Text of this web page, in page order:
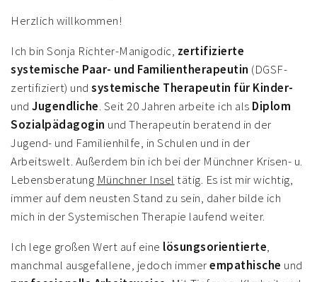
Herzlich willkommen!
Ich bin Sonja Richter-Manigodic, zertifizierte
systemische Paar- und Familientherapeutin (DGSF-
zertifiziert) und systemische Therapeutin für Kinder-
und Jugendliche. Seit 20 Jahren arbeite ich als Diplom
Sozialpädagogin und Therapeutin beratend in der
Jugend- und Familienhilfe, in Schulen und in der
Arbeitswelt. Außerdem bin ich bei der Münchner Krisen- u.
Lebensberatung Münchner Insel tätig. Es ist mir wichtig,
immer auf dem neusten Stand zu sein, daher bilde ich
mich in der Systemischen Therapie laufend weiter.
Ich lege großen Wert auf eine lösungsorientierte,
manchmal ausgefallene, jedoch immerempathische und